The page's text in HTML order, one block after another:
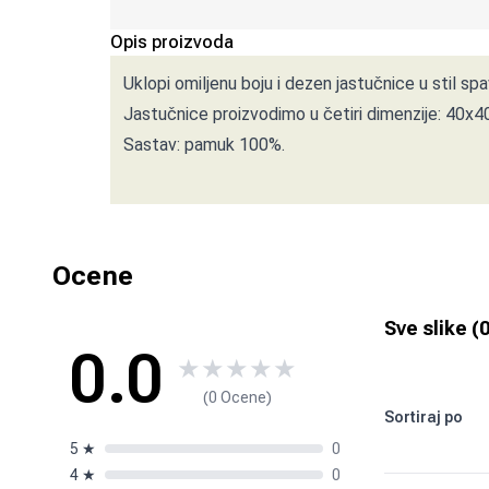
Opis proizvoda
Uklopi omiljenu boju i dezen jastučnice u stil
Jastučnice proizvodimo u četiri dimenzije:
Sastav: pamuk 100%.
Ocene
0.0 ★★★★★
(0 Ocene)
5 ★
0
4 ★ 0
Sve slike (0
Sortiraj po